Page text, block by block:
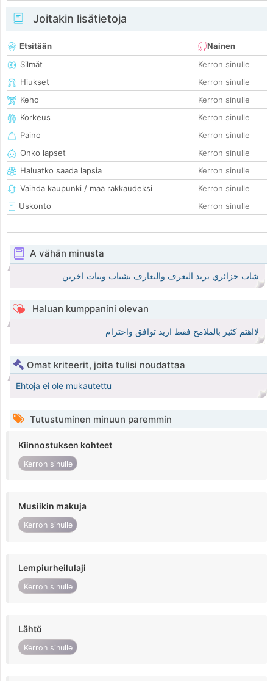
Joitakin lisätietoja
Etsitään
Nainen
Silmät
Kerron sinulle
Hiukset
Kerron sinulle
Keho
Kerron sinulle
Korkeus
Kerron sinulle
Paino
Kerron sinulle
Onko lapset
Kerron sinulle
Haluatko saada lapsia
Kerron sinulle
Vaihda kaupunki / maa rakkaudeksi
Kerron sinulle
Uskonto
Kerron sinulle
A vähän minusta
شاب جزائري يريد التعرف والتعارف بشباب وبنات اخرين
Haluan kumppanini olevan
لااهتم كثير بالملامح فقط اريد توافق واحترام
Omat kriteerit, joita tulisi noudattaa
Ehtoja ei ole mukautettu
Tutustuminen minuun paremmin
Kiinnostuksen kohteet
Kerron sinulle
Musiikin makuja
Kerron sinulle
Lempiurheilulaji
Kerron sinulle
Lähtö
Kerron sinulle